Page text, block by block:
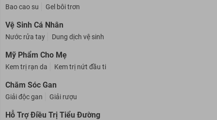
Bao cao su Gel bôi trơn
Vệ Sinh Cá Nhân
Nước rửa tay Dung dịch vệ sinh
Mỹ Phẩm Cho Mẹ
Kem trị rạn da Kem trị nứt đầu ti
Chăm Sóc Gan
Giải độc gan Giải rượu
Hỗ Trợ Điều Trị Tiểu Đường